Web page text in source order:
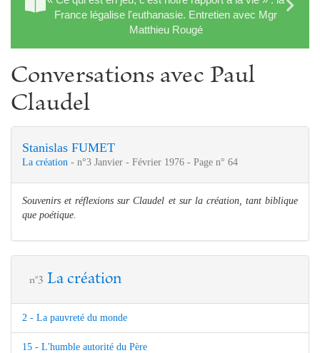
France légalise l'euthanasie. Entretien avec Mgr
Matthieu Rougé
Conversations avec Paul
Claudel
Stanislas FUMET
La création - n°3 Janvier - Février 1976 - Page n° 64
Souvenirs et réflexions sur Claudel et sur la création, tant biblique
que poétique.
n°3 La création
2 - La pauvreté du monde
15 - L'humble autorité du Père